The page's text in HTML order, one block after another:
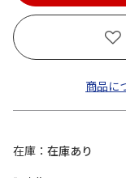
商品に
在庫
在庫あり